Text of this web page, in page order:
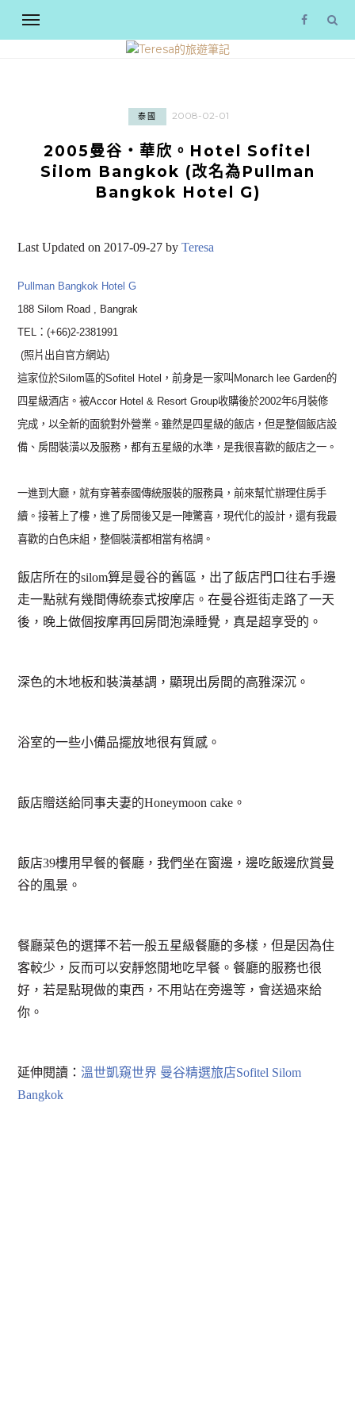
泰國 2008-02-01
2005曼谷‧華欣。Hotel Sofitel
Silom Bangkok (改名為Pullman
Bangkok Hotel G)
Last Updated on 2017-09-27 byTeresa
Pullman Bangkok Hotel G
188 Silom Road , Bangrak
TEL：(+66)2-2381991
(照片出自官方網站)
這家位於Silom區的Sofitel Hotel，前身是一家叫Monarch lee Garden的
四星級酒店。被Accor Hotel & Resort Group收購後於2002年6月裝修
完成，以全新的面貌對外營業。雖然是四星級的飯店，但是整個飯店設
備、房間裝潢以及服務，都有五星級的水準，是我很喜歡的飯店之一。
一進到大廳，就有穿著泰國傳統服裝的服務員，前來幫忙辦理住房手
續。接著上了樓，進了房間後又是一陣驚喜，現代化的設計，還有我最
喜歡的白色床組，整個裝潢都相當有格調。
飯店所在的silom算是曼谷的舊區，出了飯店門口往右手邊
走一點就有幾間傳統泰式按摩店。在曼谷逛街走路了一天
後，晚上做個按摩再回房間泡澡睡覺，真是超享受的。
深色的木地板和裝潢基調，顯現出房間的高雅深沉。
浴室的一些小備品擺放地很有質感。
飯店贈送給同事夫妻的Honeymoon cake。
飯店39樓用早餐的餐廳，我們坐在窗邊，邊吃飯邊欣賞曼
谷的風景。
餐廳菜色的選擇不若一般五星級餐廳的多樣，但是因為住
客較少，反而可以安靜悠閒地吃早餐。餐廳的服務也很
好，若是點現做的東西，不用站在旁邊等，會送過來給
你。
延伸閱讀： 溫世凱窺世界 曼谷精選旅店Sofitel Silom
Bangkok